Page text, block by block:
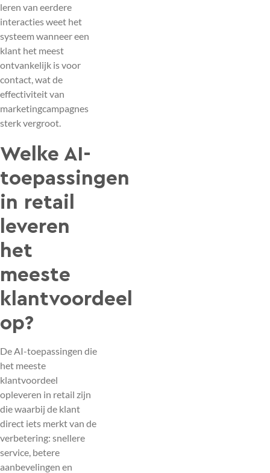
leren van eerdere
interacties weet het
systeem wanneer een
klant het meest
ontvankelijk is voor
contact, wat de
effectiviteit van
marketingcampagnes
sterk vergroot.
Welke AI-
toepassingen
in retail
leveren
het
meeste
klantvoordeel
op?
De AI-toepassingen die
het meeste
klantvoordeel
opleveren in retail zijn
die waarbij de klant
direct iets merkt van de
verbetering: snellere
service, betere
aanbevelingen en